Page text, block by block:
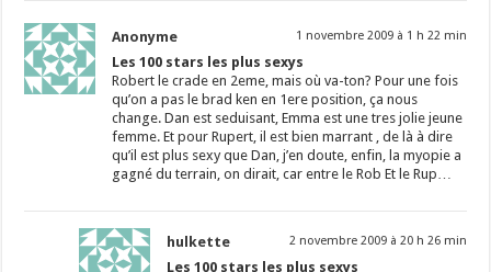
Anonyme 1 novembre 2009 à 1 h 22 min
Les 100 stars les plus sexys
Robert le crade en 2eme, mais où va-ton? Pour une fois
qu’on a pas le brad ken en 1ere position, ça nous
change. Dan est seduisant, Emma est une tres jolie jeune
femme. Et pour Rupert, il est bien marrant , de là à dire
qu’il est plus sexy que Dan, j’en doute, enfin, la myopie a
gagné du terrain, on dirait, car entre le Rob Et le Rup…
hulkette 2 novembre 2009 à 20 h 26 min
Les 100 stars les plus sexys